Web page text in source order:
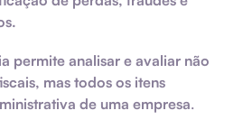
permite analisar e avaliar não
mas todos os itens
de uma empresa.